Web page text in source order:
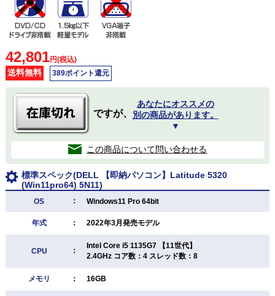
42,801円(税込)
送料無料 389ポイント還元
ですが、
あなたにオススメの
別の商品があります。
▼
この商品について問い合わせる
標準スペック(DELL 【即納パソコン】Latitude 5320
(Win11pro64) 5N11)
OS ： Windows11 Pro 64bit
年式 ： 2022年3月発売モデル
CPU ：
Intel Core i5 1135G7 【11世代】
2.4GHz コア数：4 スレッド数：8
メモリ ： 16GB